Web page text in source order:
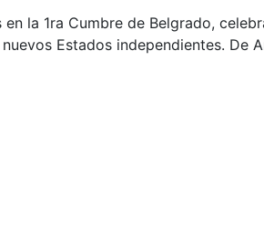
la 1ra Cumbre de Belgrado,
Estados independientes. De